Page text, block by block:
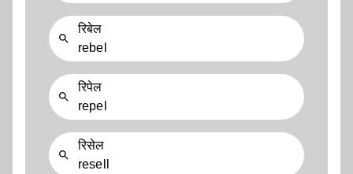
रिबेल
rebel
रिपेल
repel
रिसेल
resell